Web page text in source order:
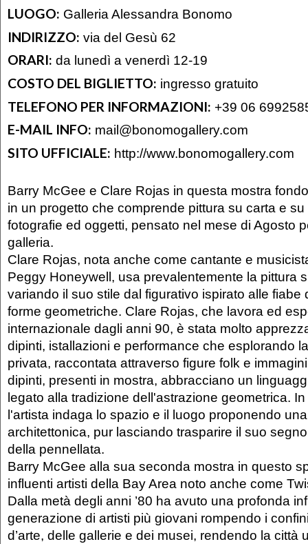
LUOGO: Galleria Alessandra Bonomo
INDIRIZZO: via del Gesù 62
ORARI: da lunedì a venerdì 12-19
COSTO DEL BIGLIETTO: ingresso gratuito
TELEFONO PER INFORMAZIONI: +39 06
E-MAIL INFO: mail@bonomogallery.com
SITO UFFICIALE: http://www.bonomogallery.com
Barry McGee e Clare Rojas in questa mostra
in un progetto che comprende pittura su carta e
fotografie ed oggetti, pensato nel mese di Agosto
galleria.
Clare Rojas, nota anche come cantante e
Peggy Honeywell, usa prevalentemente la pittura
variando il suo stile dal figurativo ispirato alle fiabe
forme geometriche. Clare Rojas, che lavora ed
internazionale dagli anni 90, è stata molto
dipinti, istallazioni e performance che esplorando
privata, raccontata attraverso figure folk e
dipinti, presenti in mostra, abbracciano un
legato alla tradizione dell'astrazione geometrica.
l'artista indaga lo spazio e il luogo proponendo
architettonica, pur lasciando trasparire il suo
della pennellata.
Barry McGee alla sua seconda mostra in questo
influenti artisti della Bay Area noto anche come
Dalla metà degli anni ’80 ha avuto una profonda
generazione di artisti più giovani rompendo i
d’arte, delle gallerie e dei musei, rendendo la città